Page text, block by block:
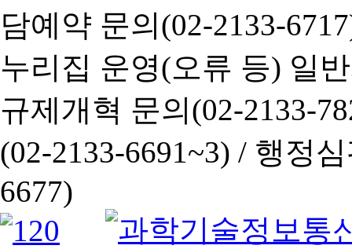
담예약 문의(02-2133-
누리집 운영(오류 등) 일
규제개혁 문의(02-2133-
(02-2133-6691~3) / 행정심
6677)